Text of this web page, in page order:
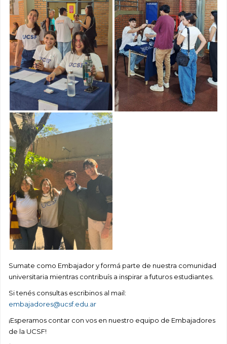
Sumate como Embajador y formá parte de nuestra comunidad
universitaria mientras contribuís a inspirar a futuros estudiantes.
Si tenés consultas escribinos al mail:
embajadores@ucsf.edu.ar
¡Esperamos contar con vos en nuestro equipo de Embajadores
de la UCSF!